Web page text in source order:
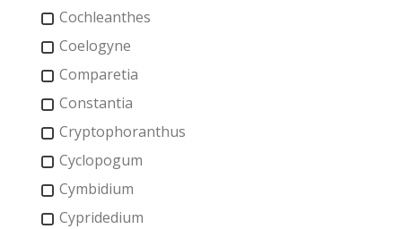
Cochleanthes
Coelogyne
Comparetia
Constantia
Cryptophoranthus
Cyclopogum
Cymbidium
Cypridedium